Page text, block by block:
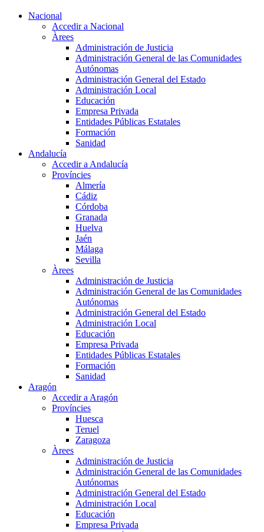
Nacional
Accedir a Nacional
Àrees
Administración de Justicia
Administración General de las Comunidades
Autónomas
Administración General del Estado
Administración Local
Educación
Empresa Privada
Entidades Públicas Estatales
Formación
Sanidad
Andalucía
Accedir a Andalucía
Províncies
Almería
Cádiz
Córdoba
Granada
Huelva
Jaén
Málaga
Sevilla
Àrees
Administración de Justicia
Administración General de las Comunidades
Autónomas
Administración General del Estado
Administración Local
Educación
Empresa Privada
Entidades Públicas Estatales
Formación
Sanidad
Aragón
Accedir a Aragón
Províncies
Huesca
Teruel
Zaragoza
Àrees
Administración de Justicia
Administración General de las Comunidades
Autónomas
Administración General del Estado
Administración Local
Educación
Empresa Privada